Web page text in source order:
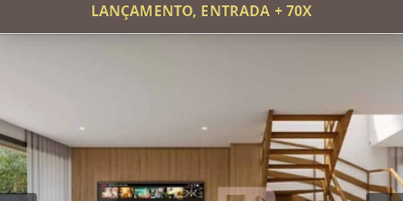
LANÇAMENTO, ENTRADA + 70X